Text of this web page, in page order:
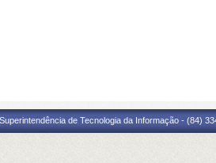
de Tecnologia da Informação - (84)